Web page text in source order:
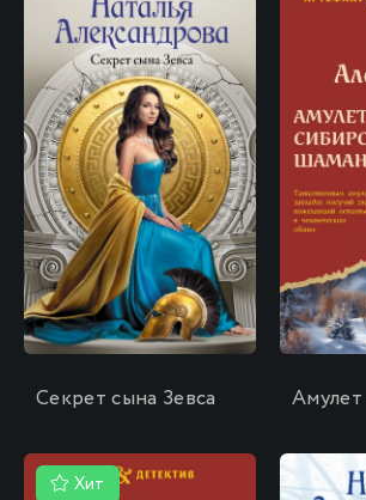
\
Секрет сына Зевса
\
Хит